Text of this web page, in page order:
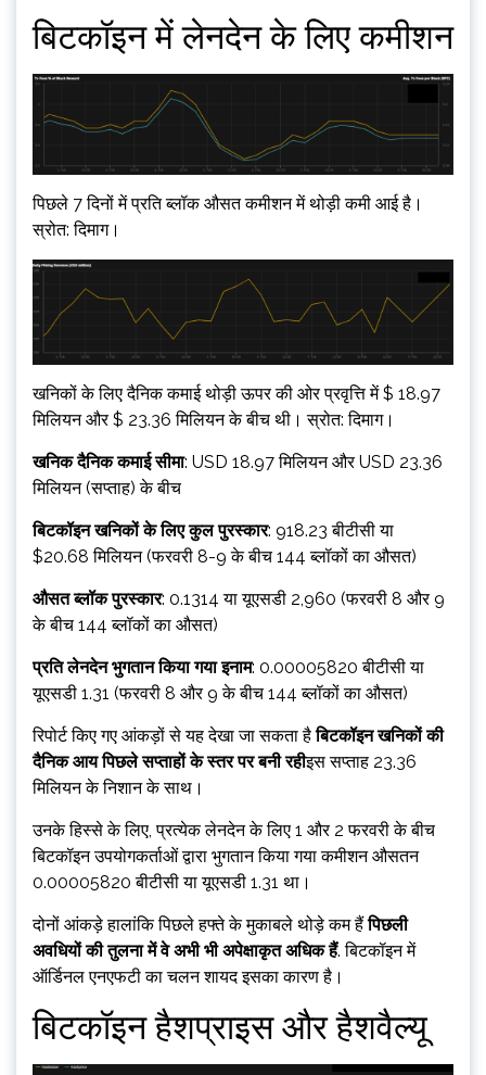
बिटकॉइन में लेनदेन के लिए कमीशन
पिछले 7 दिनों में प्रति ब्लॉक औसत कमीशन में थोड़ी कमी आई है।
स्रोत: दिमाग।
खनिकों के लिए दैनिक कमाई थोड़ी ऊपर की ओर प्रवृत्ति में $ 18.97
मिलियन और $ 23.36 मिलियन के बीच थी। स्रोत: दिमाग।
खनिक दैनिक कमाई सीमा: USD 18.97 मिलियन और USD 23.36
मिलियन (सप्ताह) के बीच
बिटकॉइन खनिकों के लिए कुल पुरस्कार: 918.23 बीटीसी या
$20.68 मिलियन (फरवरी 8-9 के बीच 144 ब्लॉकों का औसत)
औसत ब्लॉक पुरस्कार: 0.1314 या यूएसडी 2,960 (फरवरी 8 और 9
के बीच 144 ब्लॉकों का औसत)
प्रति लेनदेन भुगतान किया गया इनाम: 0.00005820 बीटीसी या
यूएसडी 1.31 (फरवरी 8 और 9 के बीच 144 ब्लॉकों का औसत)
रिपोर्ट किए गए आंकड़ों से यह देखा जा सकता हैबिटकॉइन खनिकों की
दैनिक आय पिछले सप्ताहों के स्तर पर बनी रहीइस सप्ताह 23.36
मिलियन के निशान के साथ।
उनके हिस्से के लिए, प्रत्येक लेनदेन के लिए 1 और 2 फरवरी के बीच
बिटकॉइन उपयोगकर्ताओं द्वारा भुगतान किया गया कमीशन औसतन
0.00005820 बीटीसी या यूएसडी 1.31 था।
दोनों आंकड़े हालांकि पिछले हफ्ते के मुकाबले थोड़े कम हैंपिछली
अवधियों की तुलना में वे अभी भी अपेक्षाकृत अधिक हैं. बिटकॉइन में
ऑर्डिनल एनएफटी का चलन शायद इसका कारण है।
बिटकॉइन हैशप्राइस और हैशवैल्यू